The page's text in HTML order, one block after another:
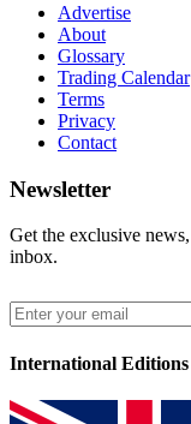
Advertise
About
Glossary
Trading Calendar
Terms
Privacy
Contact
Newsletter
Get the exclusive
inbox.
International Editions